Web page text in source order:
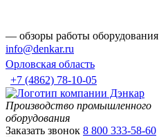
— обзоры работы оборудования
info@denkar.ru
Орловская область
+7 (4862) 78-10-05
Производство промышленного
оборудования
Заказать звонок 8 800 333-58-60